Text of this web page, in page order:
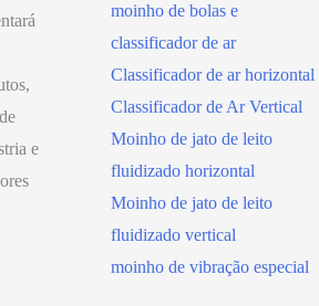
e
moinho de bolas e
classificador de ar
Classificador de ar horizontal
Classificador de Ar Vertical
Moinho de jato de leito
fluidizado horizontal
Moinho de jato de leito
fluidizado vertical
moinho de vibração especial